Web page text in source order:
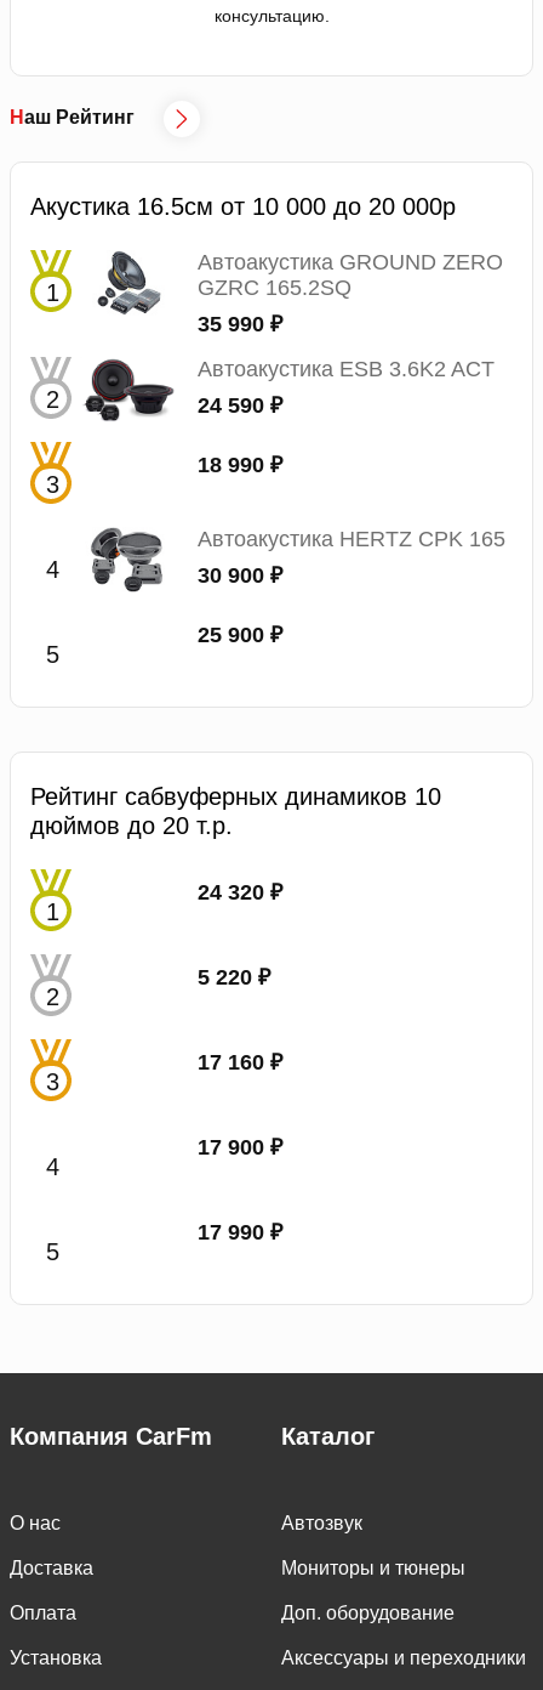
консультацию.
Наш Рейтинг
Акустика 16.5см от 10 000 до 20 000р
Автоакустика GROUND ZERO
GZRC 165.2SQ
35 990 ₽
Автоакустика ESB 3.6K2 ACT
24 590 ₽
18 990 ₽
Автоакустика HERTZ CPK 165
30 900 ₽
25 900 ₽
Рейтинг сабвуферных динамиков 10
дюймов до 20 т.р.
24 320 ₽
5 220 ₽
17 160 ₽
17 900 ₽
17 990 ₽
Компания CarFm
О нас
Доставка
Оплата
Установка
Каталог
Автозвук
Мониторы и тюнеры
Доп. оборудование
Аксессуары и переходники